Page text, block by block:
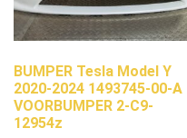
BUMPER Tesla Model Y
2020-2024 1493745-00-A
VOORBUMPER 2-C9-
12954z